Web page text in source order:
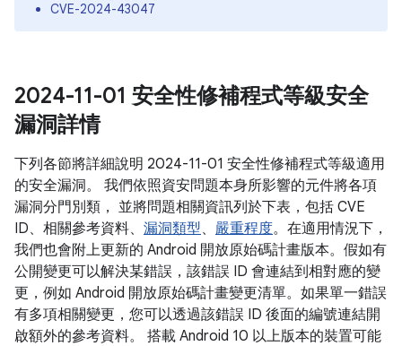
CVE-2024-43047
2024-11-01 安全性修補程式等級安全
漏洞詳情
下列各節將詳細說明 2024-11-01 安全性修補程式等級適用
的安全漏洞。 我們依照資安問題本身所影響的元件將各項
漏洞分門別類， 並將問題相關資訊列於下表，包括 CVE
ID、相關參考資料、 漏洞類型、 嚴重程度。在適用情況下，
我們也會附上更新的 Android 開放原始碼計畫版本。假如有
公開變更可以解決某錯誤，該錯誤 ID 會連結到相對應的變
更，例如 Android 開放原始碼計畫變更清單。如果單一錯誤
有多項相關變更，您可以透過該錯誤 ID 後面的編號連結開
啟額外的參考資料。 搭載 Android 10 以上版本的裝置可能